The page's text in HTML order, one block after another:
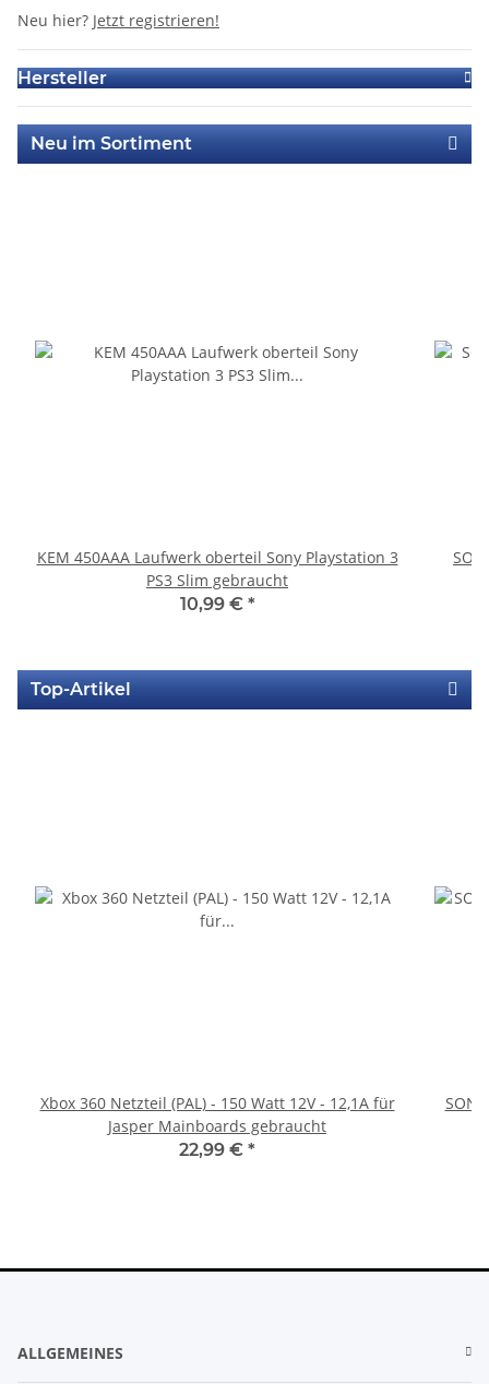
Neu hier? Jetzt registrieren!
Hersteller
Neu im Sortiment
KEM 450AAA Laufwerk oberteil Sony Playstation 3
PS3 Slim gebraucht
10,99 € *
Top-Artikel
Xbox 360 Netzteil (PAL) - 150 Watt 12V - 12,1A für
Jasper Mainboards gebraucht
22,99 € *
ALLGEMEINES